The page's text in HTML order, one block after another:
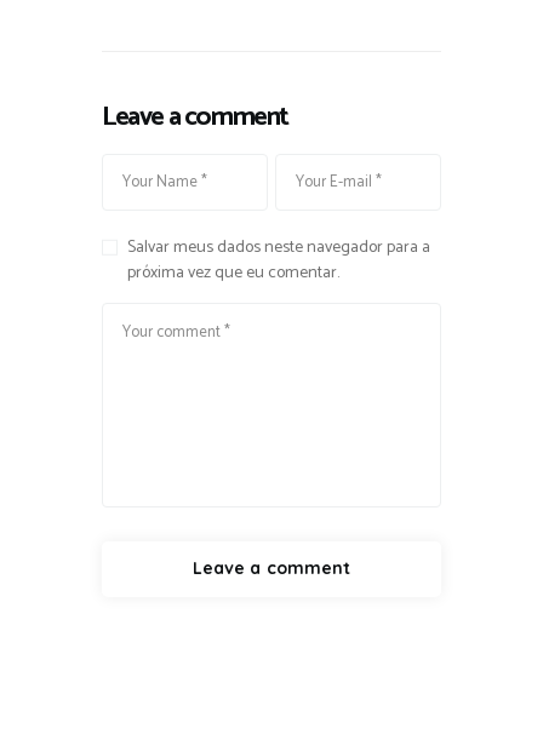
Leave a comment
Salvar meus dados neste navegador para a
próxima vez que eu comentar.